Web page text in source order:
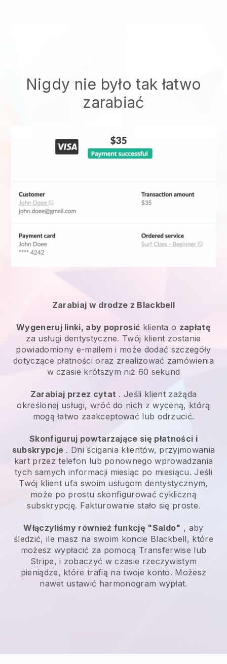
Nigdy nie było tak łatwo
zarabiać
Zarabiaj w drodze z Blackbell
Wygeneruj linki, aby poprosić klienta o zapłatę
za usługi dentystyczne. Twój klient zostanie
powiadomiony e-mailem i może dodać szczegóły
dotyczące płatności oraz zrealizować zamówienia
w czasie krótszym niż 60 sekund
Zarabiaj przez cytat . Jeśli klient zażąda
określonej usługi, wróć do nich z wyceną, którą
mogą łatwo zaakceptować lub odrzucić.
Skonfiguruj powtarzające się płatności i
subskrypcje . Dni ścigania klientów, przyjmowania
kart przez telefon lub ponownego wprowadzania
tych samych informacji miesiąc po miesiącu. Jeśli
Twój klient ufa swoim usługom dentystycznym,
może po prostu skonfigurować cykliczną
subskrypcję. Fakturowanie stało się proste.
Włączyliśmy również funkcję "Saldo" , aby
śledzić, ile masz na swoim koncie Blackbell, które
możesz wypłacić za pomocą Transferwise lub
Stripe, i zobaczyć w czasie rzeczywistym
pieniądze, które trafią na twoje konto. Możesz
nawet ustawić harmonogram wypłat.